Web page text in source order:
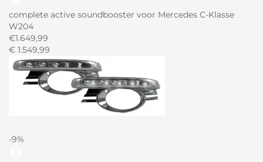
complete active soundbooster voor Mercedes C-Klasse
W204
€1.649,99
€ 1.549,99
-9%